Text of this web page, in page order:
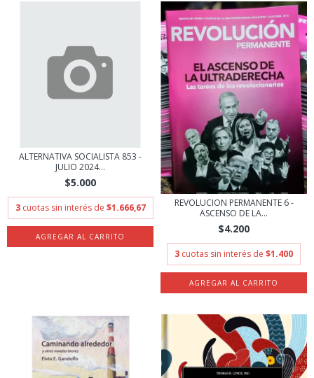
ALTERNATIVA SOCIALISTA 853 -
JULIO 2024...
$5.000
3 cuotas sin interés de $1.666,67
REVOLUCION PERMANENTE 6 -
ASCENSO DE LA...
$4.200
3 cuotas sin interés de $1.400